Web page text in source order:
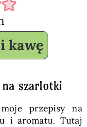
kawę
na szarlotki
przepisy na
i aromatu. Tutaj